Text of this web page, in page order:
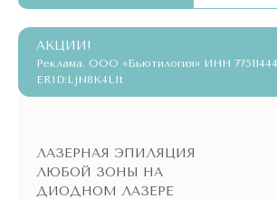
АКЦИИ!
Реклама. ООО «Бьютилогия» ИНН
ERID:LjN8K4L1t
ЛАЗЕРНАЯ ЭПИЛЯЦИЯ
ЛЮБОЙ ЗОНЫ НА
ДИОДНОМ ЛАЗЕРЕ